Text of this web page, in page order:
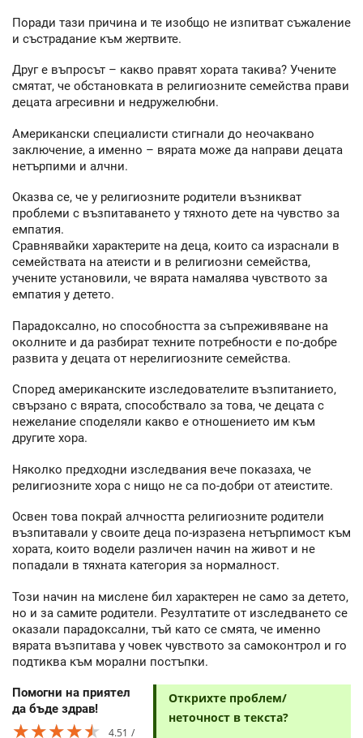
Поради тази причина и те изобщо не изпитват съжаление
и състрадание към жертвите.
Друг е въпросът – какво правят хората такива? Учените
смятат, че обстановката в религиозните семейства прави
децата агресивни и недружелюбни.
Американски специалисти стигнали до неочаквано
заключение, а именно – вярата може да направи децата
нетърпими и алчни.
Оказва се, че у религиозните родители възникват
проблеми с възпитаването у тяхното дете на чувство за
емпатия.
Сравнявайки характерите на деца, които са израснали в
семействата на атеисти и в религиозни семейства,
учените установили, че вярата намалява чувството за
емпатия у детето.
Парадоксално, но способността за съпреживяване на
околните и да разбират техните потребности е по-добре
развита у децата от нерелигиозните семейства.
Според американските изследователите възпитанието,
свързано с вярата, способствало за това, че децата с
нежелание споделяли какво е отношението им към
другите хора.
Няколко предходни изследвания вече показаха, че
религиозните хора с нищо не са по-добри от атеистите.
Освен това покрай алчността религиозните родители
възпитавали у своите деца по-изразена нетърпимост към
хората, които водели различен начин на живот и не
попадали в тяхната категория за нормалност.
Този начин на мислене бил характерен не само за детето,
но и за самите родители. Резултатите от изследването се
оказали парадоксални, тъй като се смята, че именно
вярата възпитава у човек чувството за самоконтрол и го
подтиква към морални постъпки.
Помогни на приятел
да бъде здрав!
★★★★★
★★★★★
★★★★★ 4.51
Открихте проблем/
неточност в текста?